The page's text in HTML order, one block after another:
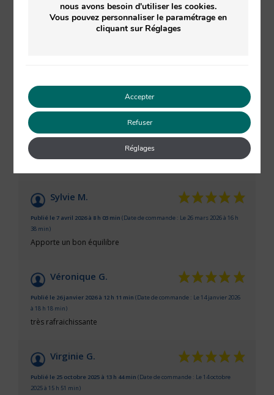
10/10
Basé sur 9 avis
Publié le 8 juin 2026 à 16 h 47 min(Date de commande : Le 26 mai 2026 à 17 h 18
parfaite après l’eau micellaire
Sylvie M.
Publié le 7 avril 2026 à 8 h 03 min (Date de commande : Le 26 mars 2026 à 16 h
38 min)
Apporte un bon équilibre
Véronique G.
Publié le 26 janvier 2026 à 12 h 11 min (Date de commande : Le 14 janvier 2026
à 18 h 18 min)
très rafraichissante
Virginie G.
Publié le 25 octobre 2025 à 13 h 44 min (Date de commande : Le 14 octobre
2025 à 15 h 51 min)
nous avons besoin d'utiliser les cookies.
Vous pouvez personnaliser le paramétrage en
cliquant sur Réglages
Accepter
Refuser
Réglages